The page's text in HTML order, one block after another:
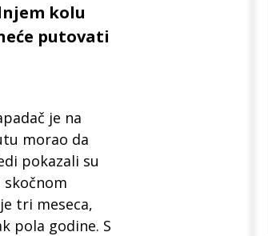
kolu
putovati
je na
morao da
pokazali su
tri meseca,
pola godine. S